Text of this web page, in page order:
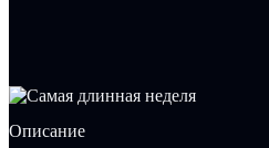
Описание